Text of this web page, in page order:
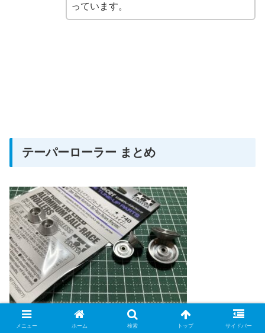
っています。
テーパーローラー まとめ
メニュー ホーム 検索 トップ サイドバー